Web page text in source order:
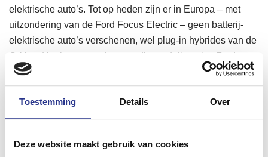
Toestemming Details Over
Deze website maakt gebruik van cookies
elektrische auto’s. Tot op heden zijn er in Europa – met
uitzondering van de Ford Focus Electric – geen batterij-
elektrische auto’s verschenen, wel plug-in hybrides van de
C-Max. Heel succesvol waren die modellen niet. Ford
investeert in totaal 11 miljard dollar om de ontwikkeling van
elektrische auto’s te versnellen. Het merk streeft naar een
productaanbod van veertig geëlektrificeerde modellen in
2022, waarvan 16 volledig elektrisch.
tegenhanger Tesla Model Yverscheen eerst op